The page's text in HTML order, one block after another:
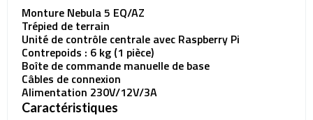
Monture Nebula 5 EQ/AZ
Trépied de terrain
Unité de contrôle centrale avec Raspberry Pi
Contrepoids : 6 kg (1 pièce)
Boîte de commande manuelle de base
Câbles de connexion
Alimentation 230V/12V/3A
Caractéristiques